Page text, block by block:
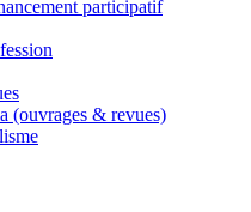
participatif
(ouvrages & revues)